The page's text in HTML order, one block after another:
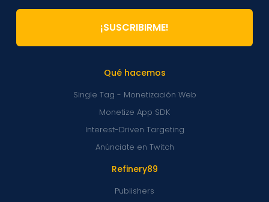
Refinery89
Publishers
Qué hacemos
Single Tag - Monetización Web
Monetize App SDK
Interest-Driven Targeting
Anúnciate en Twitch
¡SUSCRIBIRME!